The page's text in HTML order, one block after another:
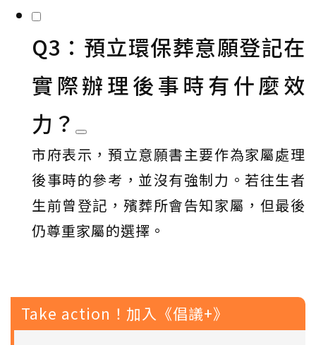
Q3：預立環保葬意願登記在
實際辦理後事時有什麼效
力？
市府表示，預立意願書主要作為家屬處理
後事時的參考，並沒有強制力。若往生者
生前曾登記，殯葬所會告知家屬，但最後
仍尊重家屬的選擇。
Take action！加入《倡議+》